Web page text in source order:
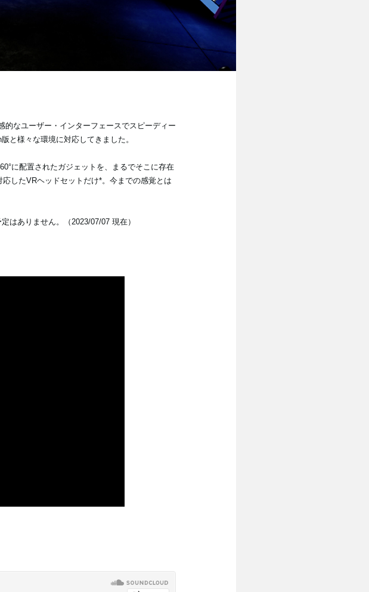
なユーザー・インターフェースでスピーディー
と様々な環境に対応してきました。
に配置されたガジェットを、まるでそこに存在
したVRヘッドセットだけ*。今までの感覚とは
はありません。（2023/07/07 現在）